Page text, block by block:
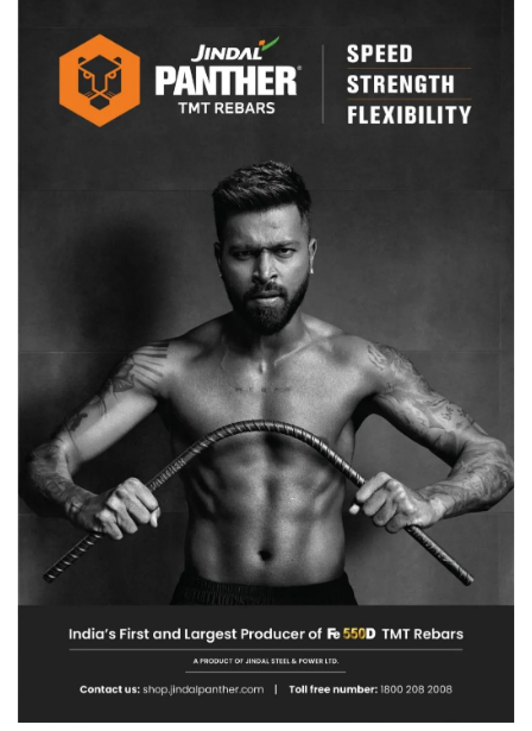
इस्तीफा
जिलाध्यक्ष
को
दिया